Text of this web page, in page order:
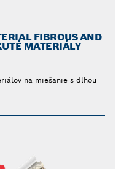
FIBROUS AND
MATERIÁLY
na miešanie s dlhou